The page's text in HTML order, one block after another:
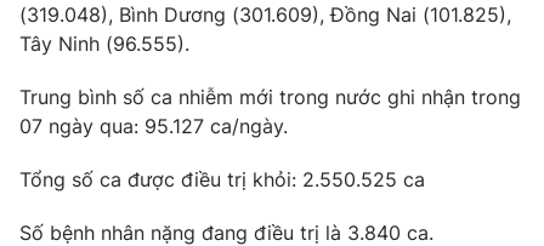
(319.048), Bình Dương (301.609), Đồng Nai (101.825),
Tây Ninh (96.555).
Trung bình số ca nhiễm mới trong nước ghi nhận trong
07 ngày qua: 95.127 ca/ngày.
Tổng số ca được điều trị khỏi: 2.550.525 ca
Số bệnh nhân nặng đang điều trị là 3.840 ca.